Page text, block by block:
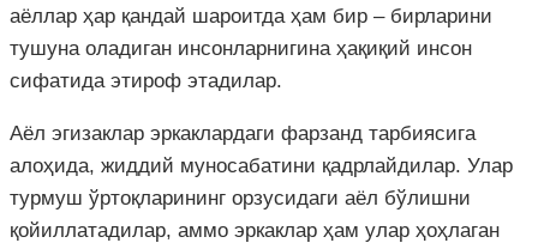
аёллар ҳар қандай шароитда ҳам бир – бирларини
тушуна оладиган инсонларнигина ҳақиқий инсон
сифатида этироф этадилар.
Аёл эгизаклар эркаклардаги фарзанд тарбиясига
алоҳида, жиддий муносабатини қадрлайдилар. Улар
турмуш ўртоқларининг орзусидаги аёл бўлишни
қойиллатадилар, аммо эркаклар ҳам улар ҳоҳлаган